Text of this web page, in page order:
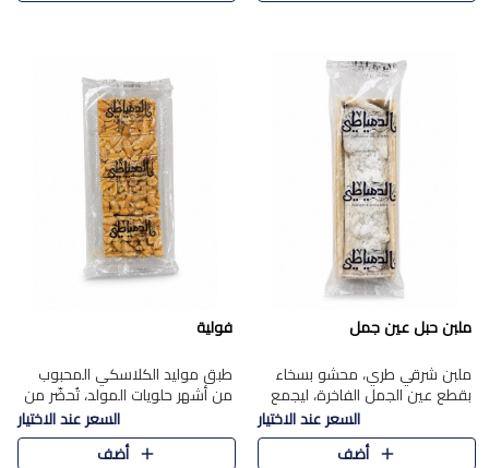
ملبن حبل عين جمل
ملبن شرقي طري، محشو بسخاء
بقطع عين الجمل الفاخرة، ليجمع
بين القوام الناعم وقرمشة الجوز
في مذاق شرقي أصيل.
السعر عند الاختيار
أضف
فولية
طبق موليد الكلاسكي المحبوب
من أشهر حلويات المولد، تُحضّر من
فول سوداني محمص بعناية
ومغلف بطبقة رقيقة من السكر
المكرمل، لتمنحك قرمشة أصيلة
السعر عند الاختيار
أضف